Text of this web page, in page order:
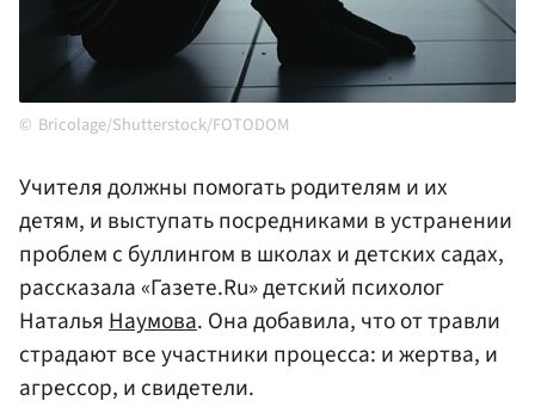
Bricolage/Shutterstock/FOTODOM
Учителя должны помогать родителям и их
детям, и выступать посредниками в устранении
проблем с буллингом в школах и детских садах,
рассказала «Газете.Ru» детский психолог
НатальяНаумова. Она добавила, что от травли
страдают все участники процесса: и жертва, и
агрессор, и свидетели.